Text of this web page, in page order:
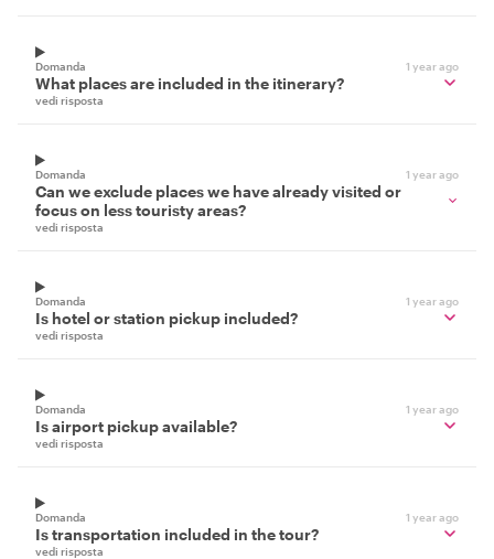
Domanda 1 year ago
What places are included in the itinerary?
vedi risposta
Domanda 1 year ago
Can we exclude places we have already visited or
focus on less touristy areas?
vedi risposta
Domanda 1 year ago
Is hotel or station pickup included?
vedi risposta
Domanda 1 year ago
Is airport pickup available?
vedi risposta
Domanda 1 year ago
Is transportation included in the tour?
vedi risposta